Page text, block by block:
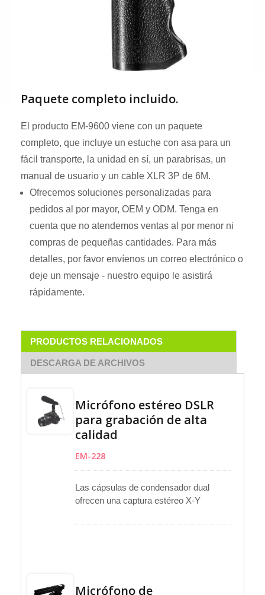
Paquete completo incluido.
El producto EM-9600 viene con un paquete
completo, que incluye un estuche con asa para un
fácil transporte, la unidad en sí, un parabrisas, un
manual de usuario y un cable XLR 3P de 6M.
Ofrecemos soluciones personalizadas para
pedidos al por mayor, OEM y ODM. Tenga en
cuenta que no atendemos ventas al por menor ni
compras de pequeñas cantidades. Para más
detalles, por favor envíenos un correo electrónico o
deje un mensaje - nuestro equipo le asistirá
rápidamente.
PRODUCTOS RELACIONADOS
DESCARGA DE ARCHIVOS
Micrófono estéreo DSLR
para grabación de alta
calidad
EM-228
Las cápsulas de condensador dual
ofrecen una captura estéreo X-Y
para la grabación de video y música.
y portabilidad. El cable con conector fijo
Micrófono de